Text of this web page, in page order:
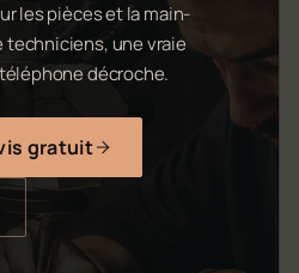
les pièces et la main-
une vraie
décroche.
gratuit